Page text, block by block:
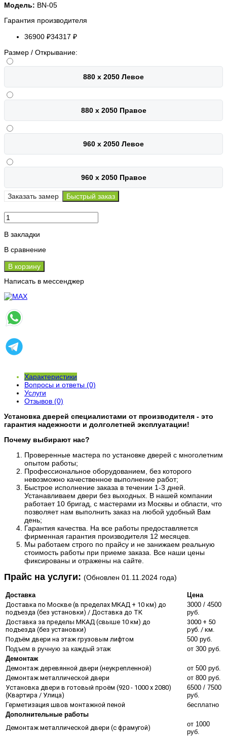
Модель: BN-05
Гарантия производителя
36900 ₽34317 ₽
Размер / Открывание:
880 х 2050 Левое
880 х 2050 Правое
960 х 2050 Левое
960 х 2050 Правое
Заказать замер Быстрый заказ
В закладки
В сравнение
В корзину
Написать в мессенджер
Характеристики
Вопросы и ответы (0)
Услуги
Отзывов (0)
Установка дверей специалистами от производителя - это
гарантия надежности и долголетней эксплуатации!
Почему выбирают нас?
Проверенные мастера по установке дверей с многолетним
опытом работы;
Профессиональное оборудованием, без которого
невозможно качественное выполнение работ;
Быстрое исполнение заказа в течении 1-3 дней.
Устанавливаем двери без выходных. В нашей компании
работает 10 бригад, с мастерами из Москвы и области, что
позволяет нам выполнить заказ на любой удобный Вам
день;
Гарантия качества. На все работы предоставляется
фирменная гарантия производителя 12 месяцев.
Мы работаем строго по прайсу и не занижаем реальную
стоимость работы при приеме заказа. Все наши цены
фиксированы и отражены на сайте.
​Прайс на услуги: (Обновлен 01.11.2024 года)
Доставка
Цена
Доставка по Москве (в пределах МКАД + 10 км) до
подъезда (без установки) / Доставка до ТК
3000 / 4500
руб.
Доставка за пределы МКАД (свыше 10 км) до
подъезда (без установки)
3000 + 50
руб. / км.
Подъём двери на этаж грузовым лифтом
500 руб.
Подъем в ручную за каждый этаж
от 300 руб.
Демонтаж
Демонтаж деревянной двери (неукрепленной)
от 500 руб.
Демонтаж металлической двери
от 800 руб.
Установка двери в готовый проём (920 - 1000 х 2080)
(Квартира / Улица)
6500 / 7500
руб.
Герметизация швов монтажной пеной
бесплатно
Дополнительные работы
Демонтаж металлической двери (с фрамугой)
от 1000
руб.